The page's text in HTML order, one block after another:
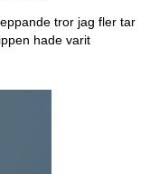
tror jag fler tar
hade varit